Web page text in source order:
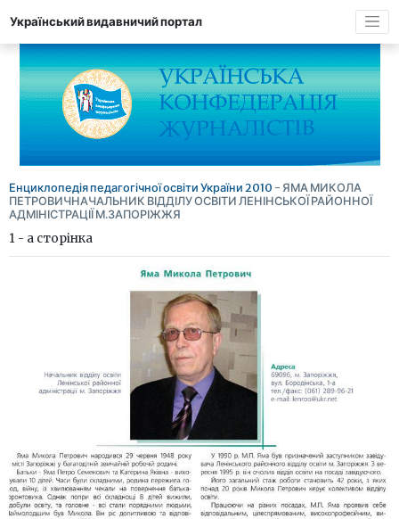
Український видавничий портал
Енциклопедія педагогічної освіти України 2010 - ЯМА МИКОЛА
ПЕТРОВИЧНАЧАЛЬНИК ВІДДІЛУ ОСВІТИ ЛЕНІНСЬКОЇ РАЙОННОЇ
АДМІНІСТРАЦІЇ М.ЗАПОРІЖЖЯ
1 - а сторінка